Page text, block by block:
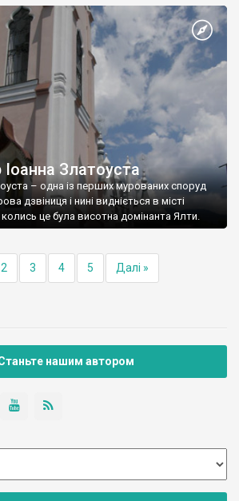
Златоуста
– одна із перших мурованих споруд
дзвіниця і нині видніється в місті
це була висотна домінанта Ялти.
2 3 4 5 Далі »
нашим автором